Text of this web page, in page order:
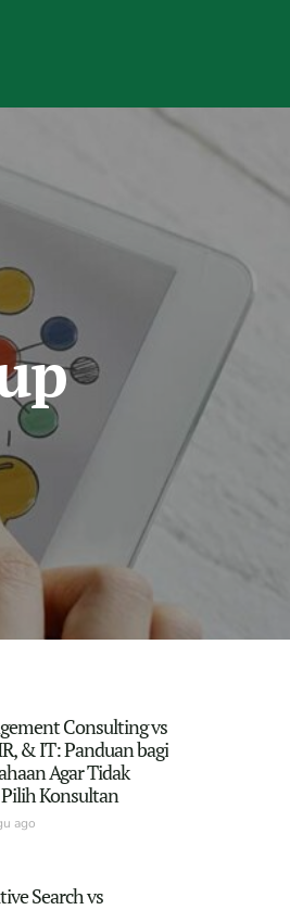
Consulting vs
& IT: Panduan bagi
Agar Tidak
Konsultan
ago
Search vs